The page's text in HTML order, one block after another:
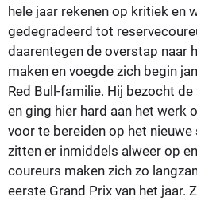
hele jaar rekenen op kritiek en
gedegradeerd tot
daarentegen de overstap naar
maken en voegde zich begin
Red Bull-familie. Hij bezocht
en ging hier hard aan het werk
voor te bereiden op het
zitten er inmiddels alweer op
coureurs maken zich zo
eerste Grand Prix van het jaar.